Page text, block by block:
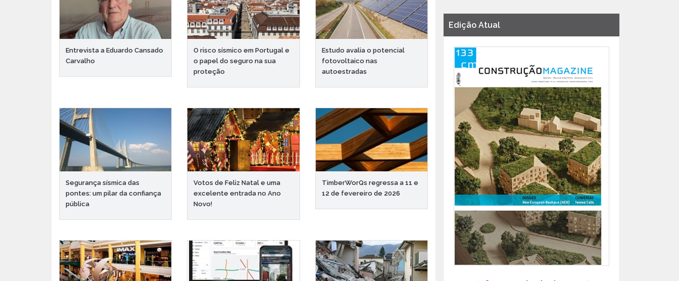
Entrevista a Eduardo Cansado
Carvalho
O risco sísmico em Portugal e
o papel do seguro na sua
proteção
Estudo avalia o potencial
fotovoltaico nas
autoestradas
Segurança sísmica das
pontes: um pilar da confiança
pública
Votos de Feliz Natal e uma
excelente entrada no Ano
Novo!
TimberWorQs regressa a 11 e
12 de fevereiro de 2026
Edição Atual